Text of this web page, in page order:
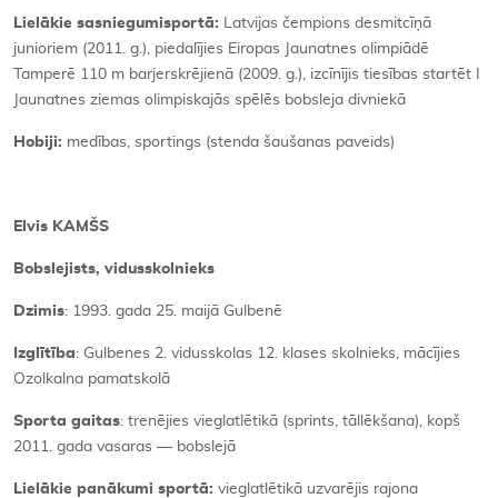
Lielākie sasniegumisportā: Latvijas čempions desmitcīņā
junioriem (2011. g.), piedalījies Eiropas Jaunatnes olimpiādē
Tamperē 110 m barjerskrējienā (2009. g.), izcīnījis tiesības startēt I
Jaunatnes ziemas olimpiskajās spēlēs bobsleja divniekā
Hobiji: medības, sportings (stenda šaušanas paveids)
Elvis KAMŠS
Bobslejists, vidusskolnieks
Dzimis: 1993. gada 25. maijā Gulbenē
Izglītība: Gulbenes 2. vidusskolas 12. klases skolnieks, mācījies
Ozolkalna pamatskolā
Sporta gaitas: trenējies vieglatlētikā (sprints, tāllēkšana), kopš
2011. gada vasaras — bobslejā
Lielākie panākumi sportā: vieglatlētikā uzvarējis rajona